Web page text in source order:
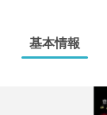
基本情報